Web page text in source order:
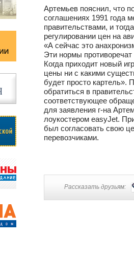
Артемьев пояснил, что
соглашениях 1991 года
правительствами, и
регулировании цен на
«А сейчас это
Эти нормы противоречат
Когда приходит новый
цены ни с какими
будет просто картель».
обратиться в
соответствующее
для заявления г-на
лоукостером easyJet.
был согласовать свою
перевозчиками.
Рассказать друзьям: